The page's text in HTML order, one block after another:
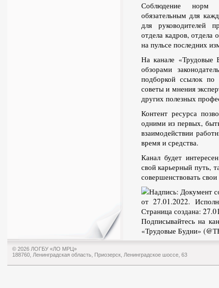
Соблюдение норм
обязательным для
для руководителей
отдела кадров,
на пульсе последних
На канале «Трудовые
обзорами
подборкой ссылок
советы и мнения
других полезных
Контент ресурса
одними из первых,
взаимодействии
время и средства.
Канал будет
свой карьерный путь,
совершенствовать
Подписывайтесь на
«Трудовые Будни»
© 2026 ЛОГБУ «ЛО МРЦ»
188760, Ленинградская область, Приозерск, Ленинградское шоссе, 63